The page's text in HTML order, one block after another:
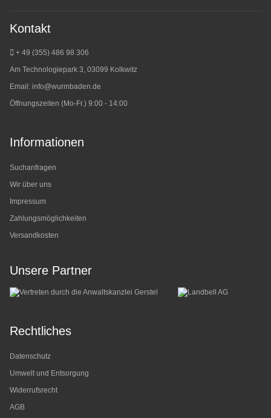
Kontakt
+ 49 (355) 486 98 306
Am Technologiepark 3, 03099 Kolkwitz
Email: info@wurmbaden.de
Öffnungszeiten (Mo-Fr.) 9:00 - 14:00
Informationen
Suchanfragen
Wir über uns
Impressum
Zahlungsmöglichkeiten
Versandkosten
Unsere Partner
Rechtliches
Datenschutz
Umwelt und Entsorgung
Widerrufsrecht
AGB